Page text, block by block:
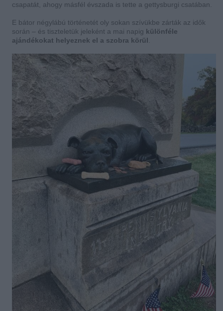
csapatát, ahogy másfél évszada is tette a gettysburgi csatában.
E bátor négylábú történetét oly sokan szívükbe zárták az idők
során – és tiszteletük jeleként a mai napig különféle
ajándékokat helyeznek el a szobra körül